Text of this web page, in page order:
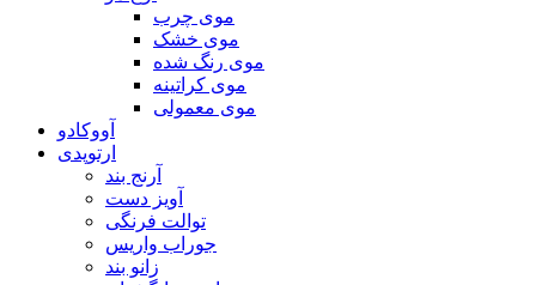
موی چرب
موی خشک
موی رنگ شده
موی کراتینه
موی معمولی
آووکادو
ارتوپدی
آرنج بند
آویز دست
توالت فرنگی
جوراب واریس
زانو بند